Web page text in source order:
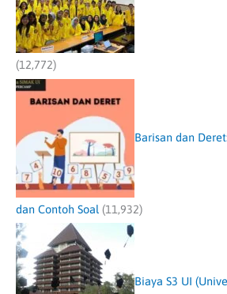
(12,772)
Barisan dan
dan Contoh Soal (11,932)
Biaya S3 UI